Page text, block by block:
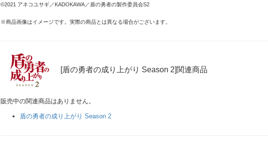
©2021 アネコユサギ／KADOKAWA／盾の勇者の製作委員会S2
※商品画像はイメージです。実際の商品とは異なる場合がございます。
[盾の勇者の成り上がり Season 2]関連商品
販売中の関連商品はありません。
盾の勇者の成り上がり Season 2